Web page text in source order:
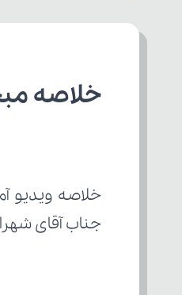
خلاصه
خلاصه ویدیو
جناب آقای